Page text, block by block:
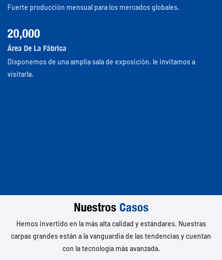
Fuerte producción mensual para los mercados globales.
20,000
Área De La Fábrica
Disponemos de una amplia sala de exposición, le invitamos a
visitarla.
Nuestros Casos
Hemos invertido en la más alta calidad y estándares. Nuestras
carpas grandes están a la vanguardia de las tendencias y cuentan
con la tecnología más avanzada.